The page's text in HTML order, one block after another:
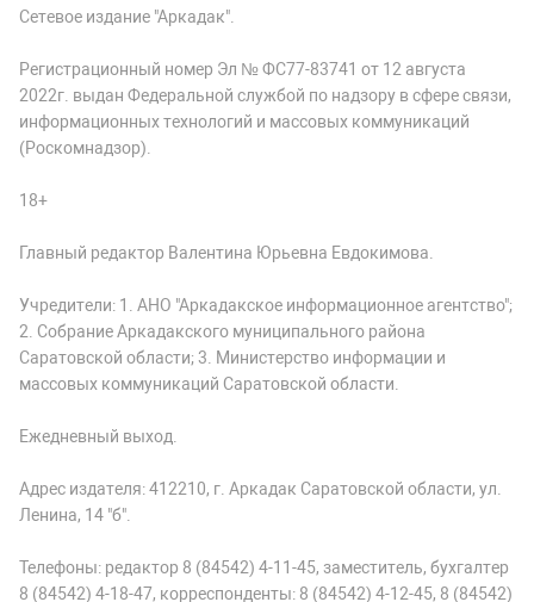
Сетевое издание "Аркадак".
Регистрационный номер Эл № ФС77-83741 от 12 августа
2022г. выдан Федеральной службой по надзору в сфере связи,
информационных технологий и массовых коммуникаций
(Роскомнадзор).
18+
Главный редактор Валентина Юрьевна Евдокимова.
Учредители: 1. АНО "Аркадакское информационное агентство";
2. Собрание Аркадакского муниципального района
Саратовской области; 3. Министерство информации и
массовых коммуникаций Саратовской области.
Ежедневный выход.
Адрес издателя: 412210, г. Аркадак Саратовской области, ул.
Ленина, 14 "б".
Телефоны: редактор 8 (84542) 4-11-45, заместитель, бухгалтер
8 (84542) 4-18-47, корреспонденты: 8 (84542) 4-12-45, 8 (84542)